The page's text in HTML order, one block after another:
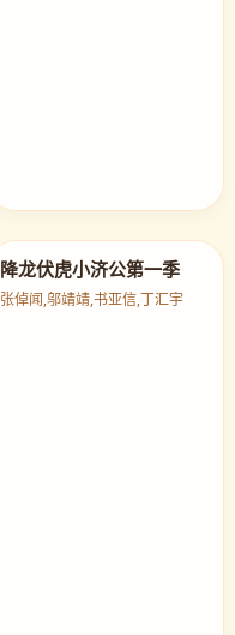
降龙伏虎小济公第一季